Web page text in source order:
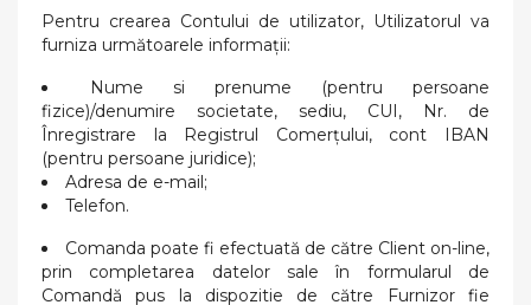
Pentru crearea Contului de utilizator, Utilizatorul va
furniza următoarele informații:
Nume si prenume (pentru persoane
fizice)/denumire societate, sediu, CUI, Nr. de
Înregistrare la Registrul Comerțului, cont IBAN
(pentru persoane juridice);
Adresa de e-mail;
Telefon.
Comanda poate fi efectuată de către Client on-line,
prin completarea datelor sale în formularul de
Comandă pus la dispozitie de către Furnizor fie